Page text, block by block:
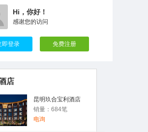
Hi，你好！
感谢您的访问
即登录 免费注册
店
昆明玖合宝利酒店
销量：684笔
电询
用户Rosen 发表了点评
南疆宾馆
比非常不错的一家酒店，在市中心，
玩无购物·4钻住宿·经典景区】云南
+丽江+大理+洱海+玉龙雪山4日3晚
规划的可以，景点风景也不错。
用户Rosen(罗) 发表了点评